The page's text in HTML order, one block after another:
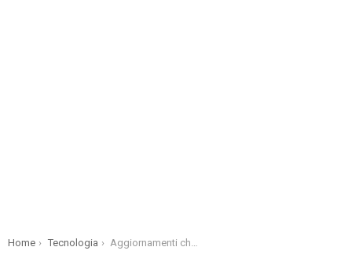
You are here:
Home Tecnologia Aggiornamenti che aiuteranno la tua azienda a prosperare